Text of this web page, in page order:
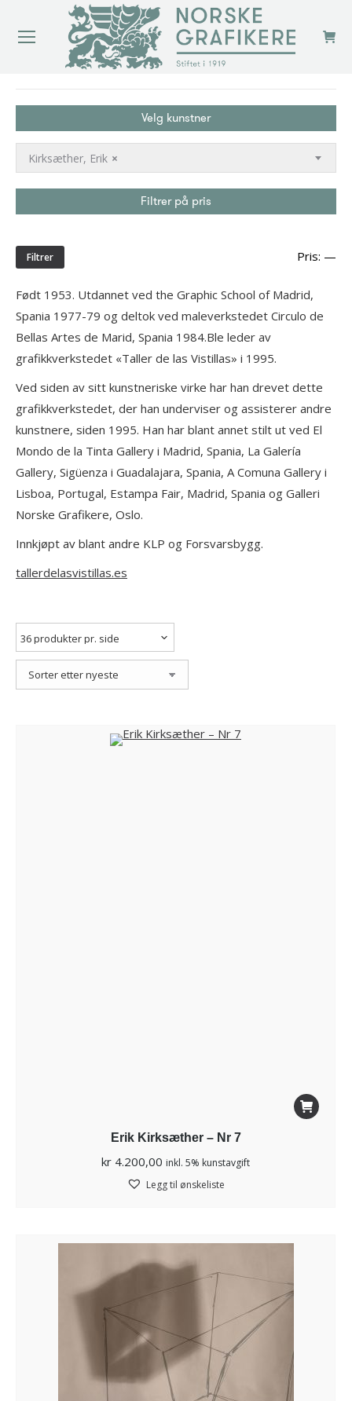
Velg kunstner
×
Kirksæther, Erik
Filtrer på pris
Filtrer Pris: —
Født 1953. Utdannet ved the Graphic School of Madrid,
Spania 1977-79 og deltok ved maleverkstedet Circulo de
Bellas Artes de Marid, Spania 1984.Ble leder av
grafikkverkstedet «Taller de las Vistillas» i 1995.
Ved siden av sitt kunstneriske virke har han drevet dette
grafikkverkstedet, der han underviser og assisterer andre
kunstnere, siden 1995. Han har blant annet stilt ut ved El
Mondo de la Tinta Gallery i Madrid, Spania, La Galería
Gallery, Sigüenza i Guadalajara, Spania, A Comuna Gallery i
Lisboa, Portugal, Estampa Fair, Madrid, Spania og Galleri
Norske Grafikere, Oslo.
Innkjøpt av blant andre KLP og Forsvarsbygg.
tallerdelasvistillas.es
Erik Kirksæther – Nr 7
kr 4.200,00 inkl. 5% kunstavgift
Legg til ønskeliste